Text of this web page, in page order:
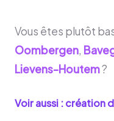
Vous êtes plutôt
Oombergen,
Lievens-Houtem?
Voir aussi : création